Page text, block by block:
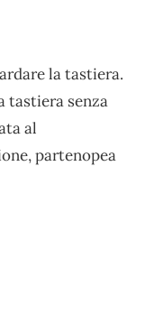
la tastiera.
tastiera senza
al
partenopea